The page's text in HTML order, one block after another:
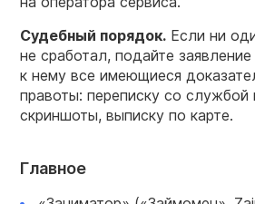
Судебный порядок. Если ни
не сработал, подайте
к нему все имеющиеся
правоты: переписку со
скриншоты, выписку по карте.
Главное